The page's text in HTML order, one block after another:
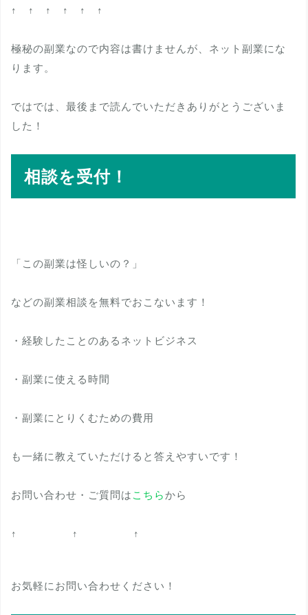
↑ ↑ ↑ ↑ ↑ ↑
極秘の副業なので内容は書けませんが、ネット副業にな
ります。
ではでは、最後まで読んでいただきありがとうございま
した！
相談を受付！
「この副業は怪しいの？」
などの副業相談を無料でおこないます！
・経験したことのあるネットビジネス
・副業に使える時間
・副業にとりくむための費用
も一緒に教えていただけると答えやすいです！
お問い合わせ・ご質問は こちら から
↑ ↑ ↑
お気軽にお問い合わせください！